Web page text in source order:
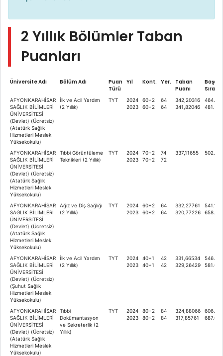
2 Yıllık Bölümler Taban
Puanları
Üniversite Adı Bölüm Adı
Puan
Türü
Yıl Kont. Yer.
Taban
Puanı
Başarı
Sırası
AFYONKARAHİSAR
SAĞLIK BİLİMLERİ
ÜNİVERSİTESİ
(Devlet) (Ücretsiz)
(Atatürk Sağlık
Hizmetleri Meslek
Yüksekokulu)
İlk ve Acil Yardım
(2 Yıllık)
TYT
2024
2023
60+2
60+2
64
64
342,20316
341,82046
481.576
AFYONKARAHİSAR
SAĞLIK BİLİMLERİ
ÜNİVERSİTESİ
(Devlet) (Ücretsiz)
(Atatürk Sağlık
Hizmetleri Meslek
Yüksekokulu)
Tıbbi Görüntüleme
Teknikleri (2 Yıllık)
TYT
2024
2023
70+2
70+2
74
72
337,11655
AFYONKARAHİSAR
SAĞLIK BİLİMLERİ
ÜNİVERSİTESİ
(Devlet) (Ücretsiz)
(Atatürk Sağlık
Hizmetleri Meslek
Yüksekokulu)
Ağız ve Diş Sağlığı
(2 Yıllık)
TYT
2024
2023
60+2
60+2
64
64
332,27761
320,77226
541.189
AFYONKARAHİSAR
SAĞLIK BİLİMLERİ
ÜNİVERSİTESİ
(Devlet) (Ücretsiz)
(Şuhut Sağlık
Hizmetleri Meslek
Yüksekokulu)
İlk ve Acil Yardım
(2 Yıllık)
TYT
2024
2023
40+1
40+1
42
42
331,66534
329,26429
581.613
AFYONKARAHİSAR
SAĞLIK BİLİMLERİ
ÜNİVERSİTESİ
(Devlet) (Ücretsiz)
(Atatürk Sağlık
Hizmetleri Meslek
Yüksekokulu)
Tıbbi
Dokümantasyon
ve Sekreterlik (2
Yıllık)
TYT
2024
2023
80+2
80+2
84
84
324,88066
317,85761
687.066